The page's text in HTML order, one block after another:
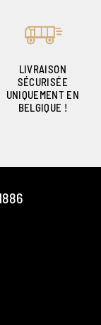
LIVRAISON
SÉCURISÉE
UNIQUEMENT EN
BELGIQUE !